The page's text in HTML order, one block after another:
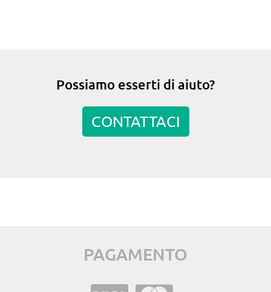
Possiamo esserti di aiuto?
CONTATTACI
PAGAMENTO